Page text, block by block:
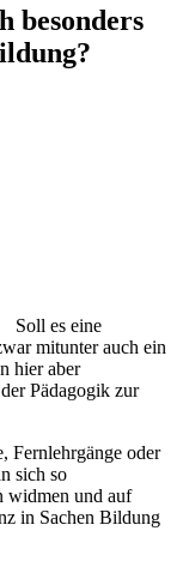
besonders
Soll es eine
mitunter auch ein
hier aber
Pädagogik zur
Fernlehrgänge oder
sich so
widmen und auf
in Sachen Bildung